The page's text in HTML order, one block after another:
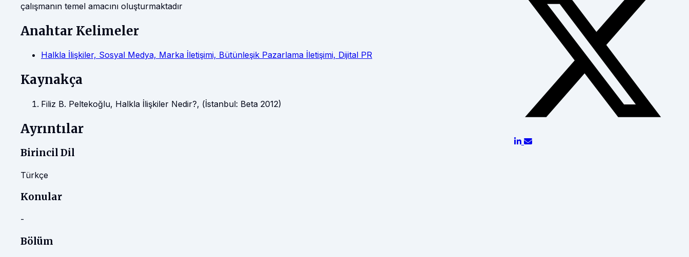
çalışmanın temel amacını oluşturmaktadır
Anahtar Kelimeler
Halkla İlişkiler, Sosyal Medya, Marka İletişimi, Bütünleşik Pazarlama İletişimi, Dijital PR
Kaynakça
Filiz B. Peltekoğlu, Halkla İlişkiler Nedir?, (İstanbul: Beta 2012)
Ayrıntılar
Birincil Dil
Türkçe
Konular
-
Bölüm